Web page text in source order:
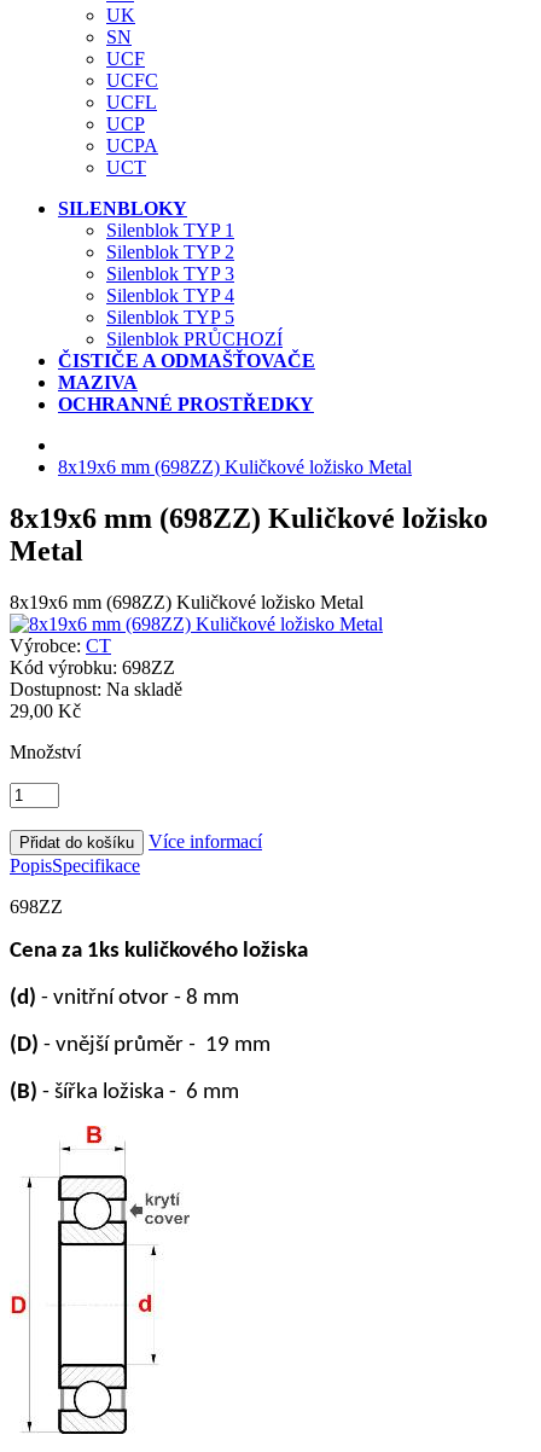
UK
SN
UCF
UCFC
UCFL
UCP
UCPA
UCT
SILENBLOKY
Silenblok TYP 1
Silenblok TYP 2
Silenblok TYP 3
Silenblok TYP 4
Silenblok TYP 5
Silenblok PRŮCHOZÍ
ČISTIČE A ODMAŠŤOVAČE
MAZIVA
OCHRANNÉ PROSTŘEDKY
8x19x6 mm (698ZZ) Kuličkové ložisko Metal
8x19x6 mm (698ZZ) Kuličkové ložisko
Metal
8x19x6 mm (698ZZ) Kuličkové ložisko Metal
Výrobce: CT
Kód výrobku: 698ZZ
Dostupnost: Na skladě
29,00 Kč
Množství
Více informací
PopisSpecifikace
698ZZ
Cena za 1ks kuličkového ložiska
(d) - vnitřní otvor - 8 mm
(D) - vnější průměr - 19 mm
(B) - šířka ložiska - 6 mm